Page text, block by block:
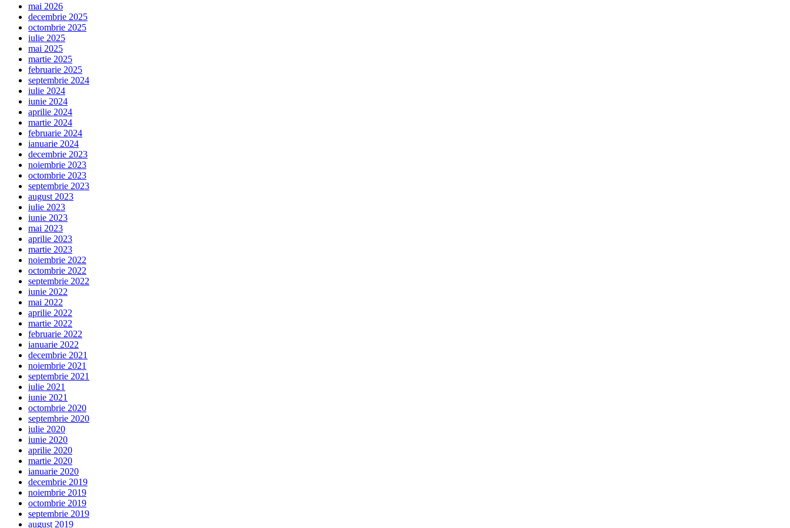
mai 2026
decembrie 2025
octombrie 2025
iulie 2025
mai 2025
martie 2025
februarie 2025
septembrie 2024
iulie 2024
iunie 2024
aprilie 2024
martie 2024
februarie 2024
ianuarie 2024
decembrie 2023
noiembrie 2023
octombrie 2023
septembrie 2023
august 2023
iulie 2023
iunie 2023
mai 2023
aprilie 2023
martie 2023
noiembrie 2022
octombrie 2022
septembrie 2022
iunie 2022
mai 2022
aprilie 2022
martie 2022
februarie 2022
ianuarie 2022
decembrie 2021
noiembrie 2021
septembrie 2021
iulie 2021
iunie 2021
octombrie 2020
septembrie 2020
iulie 2020
iunie 2020
aprilie 2020
martie 2020
ianuarie 2020
decembrie 2019
noiembrie 2019
octombrie 2019
septembrie 2019
august 2019